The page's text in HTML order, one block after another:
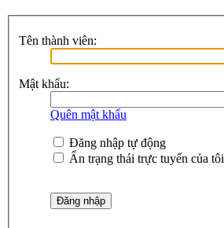
Tên thành viên:
Mật khẩu:
Quên mật khẩu
Đăng nhập tự động
Ẩn trạng thái trực tuyến của tôi